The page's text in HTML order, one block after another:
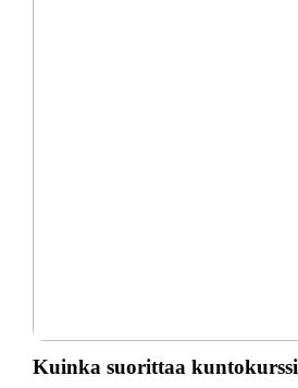
Kuinka suorittaa kuntokurssi